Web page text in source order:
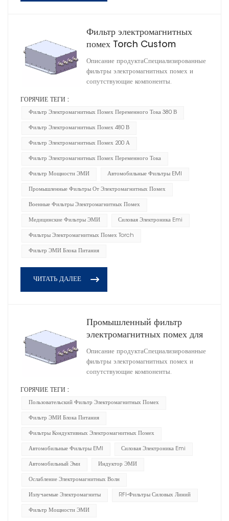
Фильтр электромагнитных
помех Torch Custom
AC380V/480V 200A
HD3A440200R0M(A)
Описание продуктаСпециализированные
фильтры электромагнитных помех и
сопутствующие компоненты.
ГОРЯЧИЕ ТЕГИ :
Фильтр Электромагнитных Помех Переменного Тока 380 В
Фильтр Электромагнитных Помех 480 В
Фильтр Электромагнитных Помех 200 А
Фильтр Электромагнитных Помех Переменного Тока
Фильтр Мощности ЭМИ Автомобильные Фильтры EMI
Промышленные Фильтры От Электромагнитных Помех
Военные Фильтры Электромагнитных Помех
Медицинские Фильтры ЭМИ Силовая Электроника Emi
Фильтры Электромагнитных Помех Torch
Фильтр ЭМИ Блока Питания
ЧИТАТЬ ДАЛЕЕ
Промышленный фильтр
электромагнитных помех для
фонаря AC220V/250V
3.5MA HD3A44050R0M(A)
Описание продуктаСпециализированные
фильтры электромагнитных помех и
сопутствующие компоненты.
ГОРЯЧИЕ ТЕГИ :
Пользовательский Фильтр Электромагнитных Помех
Фильтр ЭМИ Блока Питания
Фильтры Кондуктивных Электромагнитных Помех
Автомобильные Фильтры EMI Силовая Электроника Emi
Автомобильный Эми Индуктор ЭМИ
Ослабление Электромагнитных Волн
Излучаемые Электромагниты RFI-Фильтры Силовых Линий
Фильтр Мощности ЭМИ